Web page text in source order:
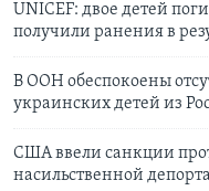
UNICEF: двое детей
получили ранения в
В ООН обеспокоены
украинских детей из
США ввели санкции
насильственной